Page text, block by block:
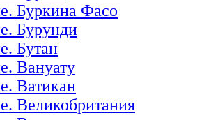
Буркина Фасо
Бурунди
Бутан
Вануату
Ватикан
Великобритания